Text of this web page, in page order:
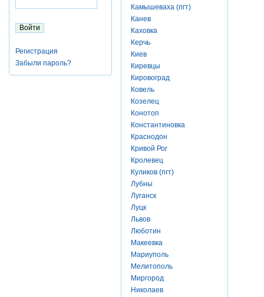
Регистрация
Забыли пароль?
Камышеваха (пгт)
Канев
Каховка
Керчь
Киев
Киревцы
Кировоград
Ковель
Козелец
Конотоп
Константиновка
Краснодон
Кривой Рог
Кролевец
Куликов (пгт)
Лубны
Луганск
Луцк
Львов
Люботин
Макеевка
Мариуполь
Мелитополь
Миргород
Николаев